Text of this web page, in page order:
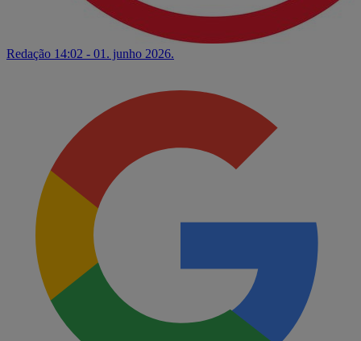
Redação 14:02 - 01. junho 2026.